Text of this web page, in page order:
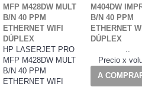
MFP M428DW MULT
B/N 40 PPM
ETHERNET WIFI
DÚPLEX
HP LASERJET PRO
MFP M428DW MULT
B/N 40 PPM
ETHERNET WIFI
M404DW
B/N 40 PPM
ETHERNET
DÚPLEX
..
Precio x
A